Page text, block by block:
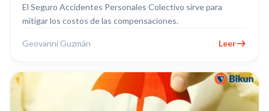
El Seguro Accidentes Personales Colectivo sirve para
mitigar los costos de las compensaciones.
Geovanni Guzmán Leer